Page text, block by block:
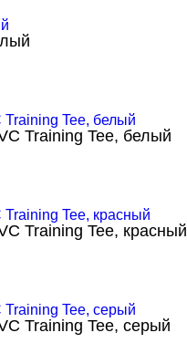
Training Tee, белый
Training Tee, красный
Training Tee, серый